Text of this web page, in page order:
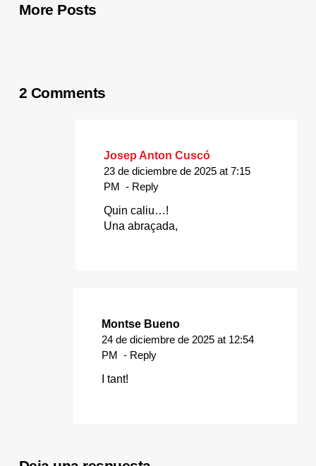
More Posts
2 Comments
Josep Anton Cuscó
23 de diciembre de 2025 at 7:15
PM - Reply
Quin caliu…!
Una abraçada,
Montse Bueno
24 de diciembre de 2025 at 12:54
PM - Reply
I tant!